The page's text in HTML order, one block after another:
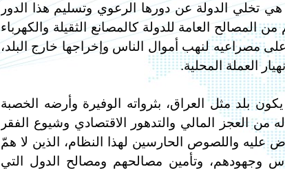
هي تخلي الدولة عن دورها الرعوي وتسليم هذا الدور
المصالح العامة للدولة كالمصانع الثقيلة والكهرباء
مصراعيه لنهب أموال الناس وإخراجها خارج البلد،
العملة المحلية.
بلد مثل العراق، بثرواته الوفيرة وأرضه الخصبة
من العجز المالي والتدهور الاقتصادي وشيوع الفقر
عليه واللصوص الحارسين لهذا النظام، الذين لا همّ
وجهودهم، وتأمين مصالحهم ومصالح الدول التي